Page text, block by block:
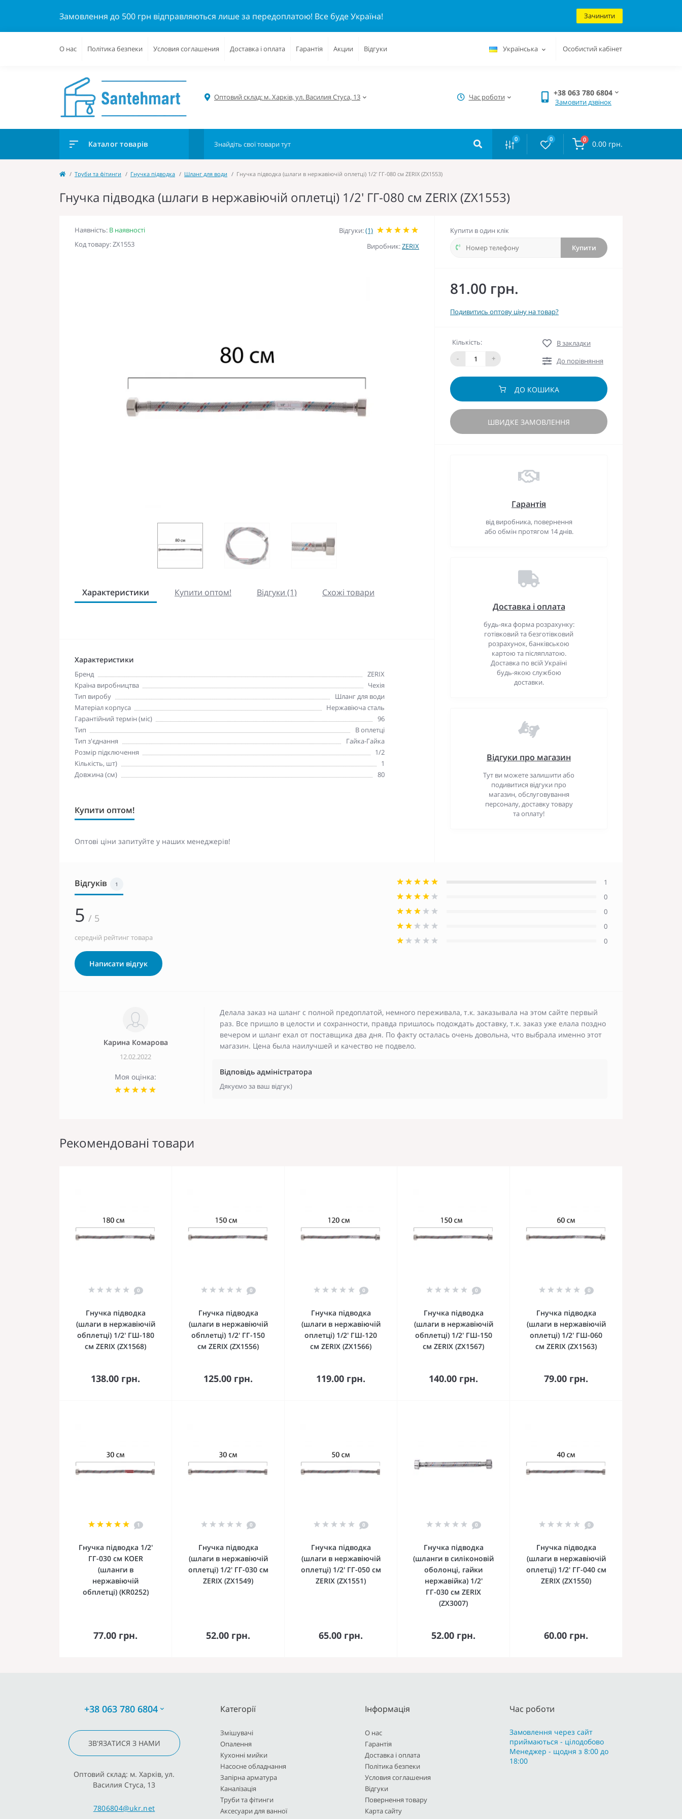
Замовлення до 500 грн відправляються лише за передоплатою! Все буде Україна! Зачинити
О нас Політика безпеки Условия соглашения Доставка і оплата Гарантія Акции Відгуки Українська Особистий кабінет
Оптовий склад: м. Харків, ул. Василия Стуса, 13 Час роботи +38 063 780 6804
Замовити дзвінок
Каталог товарів 0 0 0 0.00 грн.
Труби та фітинги Гнучка підводка Шланг для води Гнучка підводка (шлаги в нержавіючій оплетці) 1/2' ГГ-080 см ZERIX (ZX1553)
Гнучка підводка (шлаги в нержавіючій оплетці) 1/2' ГГ-080 см ZERIX (ZX1553)
Наявність: В наявності
Код товару: ZX1553
Відгуки:(1)
Виробник:ZERIX
Характеристики Купити оптом! Відгуки (1) Схожі товари
Характеристики
Бренд
ZERIX
Країна виробництва
Чехія
Тип виробу
Шланг для води
Матеріал корпуса
Нержавіюча сталь
Гарантійний термін (міс)
96
Тип
В оплетці
Тип з'єднання
Гайка-Гайка
Розмір підключення
1/2
Кількість, шт)
1
Довжина (см)
80
Купити оптом!
Оптові ціни запитуйте у наших менеджерів!
Купити в один клік
Купити
81.00 грн.
Подивитись оптову ціну на товар?
Кількість:
-
+
В закладки
До порівняння
ДО КОШИКА
ШВИДКЕ ЗАМОВЛЕННЯ
Гарантія
від виробника, повернення
або обмін протягом 14 днів.
Доставка і оплата
будь-яка форма розрахунку:
готівковий та безготівковий
розрахунок, банківською
картою та післяплатою.
Доставка по всій Україні
будь-якою службою
доставки.
Відгуки про магазин
Тут ви можете залишити або
подивитися відгуки про
магазин, обслуговування
персоналу, доставку товару
та оплату!
Відгуків 1
5 / 5
середній рейтинг товара
Написати відгук
1
0
0
0
0
Карина Комарова
12.02.2022
Моя оцінка:
Делала заказ на шланг с полной предоплатой, немного переживала, т.к. заказывала на этом сайте первый
раз. Все пришло в целости и сохранности, правда пришлось подождать доставку, т.к. заказ уже елала поздно
вечером и шланг ехал от поставщика два дня. По факту осталась очень довольна, что выбрала именно этот
магазин. Цена была наилучшей и качество не подвело.
Відповідь адміністратора
Дякуємо за ваш відгук)
Рекомендовані товари
0
Гнучка підводка
(шлаги в нержавіючій
обплетці) 1/2' ГШ-180
см ZERIX (ZX1568)
138.00 грн.
До кошика
0
Гнучка підводка
(шлаги в нержавіючій
обплетці) 1/2' ГГ-150
см ZERIX (ZX1556)
125.00 грн.
До кошика
0
Гнучка підводка
(шлаги в нержавіючій
оплетці) 1/2' ГШ-120
см ZERIX (ZX1566)
119.00 грн.
До кошика
0
Гнучка підводка
(шлаги в нержавіючій
обплетці) 1/2' ГШ-150
см ZERIX (ZX1567)
140.00 грн.
До кошика
0
Гнучка підводка
(шлаги в нержавіючій
оплетці) 1/2' ГШ-060
см ZERIX (ZX1563)
79.00 грн.
До кошика
1
Гнучка підводка 1/2'
ГГ-030 см KOER
(шланги в
нержавіючій
обплетці) (KR0252)
77.00 грн.
До кошика
0
Гнучка підводка
(шлаги в нержавіючій
оплетці) 1/2' ГГ-030 см
ZERIX (ZX1549)
52.00 грн.
До кошика
0
Гнучка підводка
(шлаги в нержавіючій
оплетці) 1/2' ГГ-050 см
ZERIX (ZX1551)
65.00 грн.
До кошика
0
Гнучка підводка
(шланги в силіконовій
оболонці, гайки
нержавійка) 1/2'
ГГ-030 см ZERIX
(ZX3007)
52.00 грн.
До кошика
0
Гнучка підводка
(шлаги в нержавіючій
оплетці) 1/2' ГГ-040 см
ZERIX (ZX1550)
60.00 грн.
До кошика
+38 063 780 6804
ЗВ'ЯЗАТИСЯ З НАМИ
Оптовий склад: м. Харків, ул.
Василия Стуса, 13
7806804@ukr.net
Категорії
Змішувачі
Опалення
Кухонні мийки
Насосне обладнання
Запірна арматура
Каналізація
Труби та фітинги
Аксесуари для ванної
Інформація
О нас
Гарантія
Доставка і оплата
Політика безпеки
Условия соглашения
Відгуки
Повернення товару
Карта сайту
Час роботи
Замовлення через сайт
приймаються - цілодобово
Менеджер - щодня з 8:00 до
18:00